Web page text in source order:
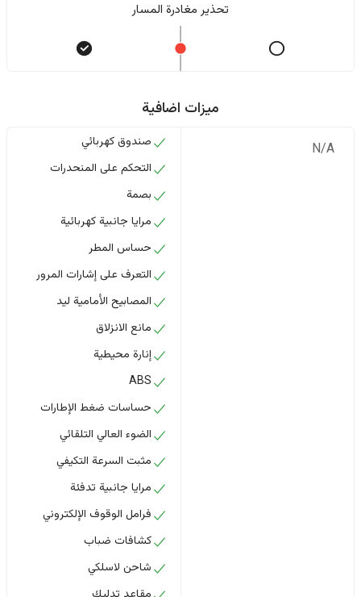
تحذير مغادرة المسار
ميزات اضافية
N/A
صندوق كهربائي
التحكم على المنحدرات
بصمة
مرايا جانبية كهربائية
حساس المطر
التعرف على إشارات المرور
المصابيح الأمامية ليد
مانع الانزلاق
إنارة محيطية
ABS
حساسات ضغط الإطارات
الضوء العالي التلقائي
مثبت السرعة التكيفي
مرايا جانبية تدفئة
فرامل الوقوف الإلكتروني
كشافات ضباب
شاحن لاسلكي